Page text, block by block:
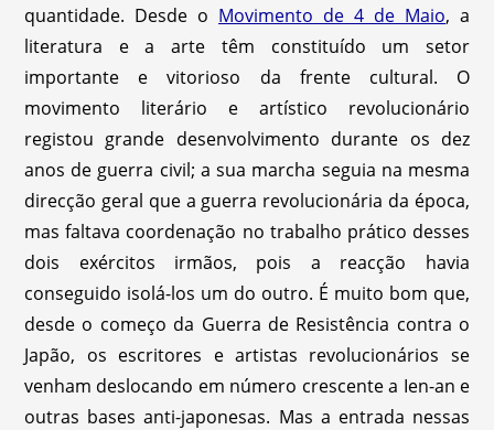
quantidade. Desde o Movimento de 4 de Maio, a
literatura e a arte têm constituído um setor
importante e vitorioso da frente cultural. O
movimento literário e artístico revolucionário
registou grande desenvolvimento durante os dez
anos de guerra civil; a sua marcha seguia na mesma
direcção geral que a guerra revolucionária da época,
mas faltava coordenação no trabalho prático desses
dois exércitos irmãos, pois a reacção havia
conseguido isolá-los um do outro. É muito bom que,
desde o começo da Guerra de Resistência contra o
Japão, os escritores e artistas revolucionários se
venham deslocando em número crescente a Ien-an e
outras bases anti-japonesas. Mas a entrada nessas